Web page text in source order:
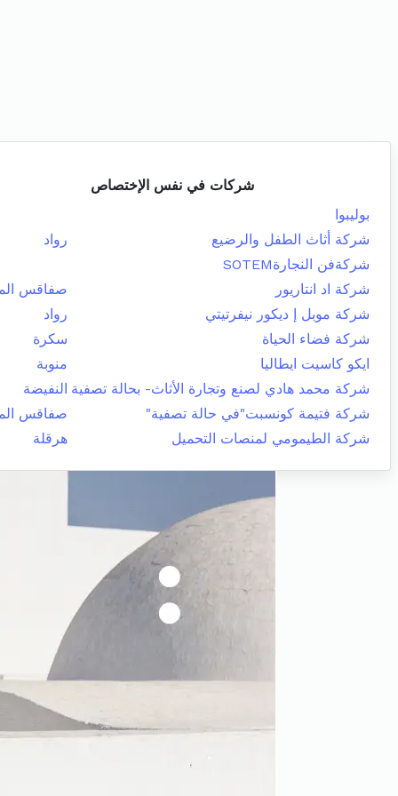
شركات في نفس الإختصاص
بوليبوا
شركة أثاث الطفل والرضيع
رواد
شركةفن النجارةSOTEM
شركة اد انتاريور
صفاقس
شركة موبل إ ديكور نيفرتيتي
رواد
شركة فضاء الحياة
سكرة
ايكو كاسيت ايطاليا
منوبة
شركة محمد هادي لصنع وتجارة الأثاث- بحالة تصفية النفيضة
شركة فتيمة كونسبت"في حالة تصفية"
صفاقس
شركة الطيمومي لمنصات التحميل
هرقلة